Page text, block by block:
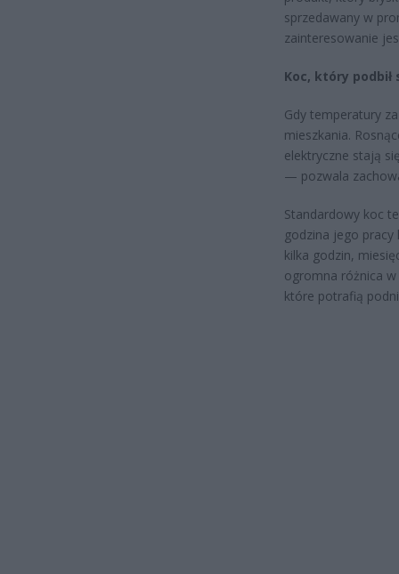
sprzedawany w
zainteresowanie
Koc, który podbił
Gdy temperatury
mieszkania.
elektryczne stają
— pozwala
Standardowy koc
godzina jego
kilka godzin,
ogromna różnica
które potrafią